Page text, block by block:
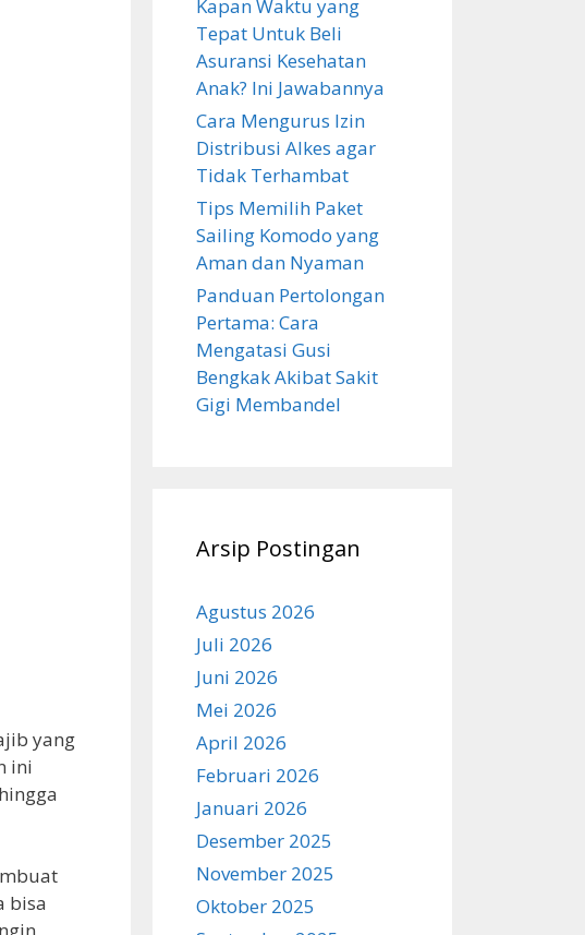
yang
ini
bisa
Kapan Waktu yang
Tepat Untuk Beli
Asuransi Kesehatan
Anak? Ini Jawabannya
Cara Mengurus Izin
Distribusi Alkes agar
Tidak Terhambat
Tips Memilih Paket
Sailing Komodo yang
Aman dan Nyaman
Panduan Pertolongan
Pertama: Cara
Mengatasi Gusi
Bengkak Akibat Sakit
Gigi Membandel
Arsip Postingan
Agustus 2026
Juli 2026
Juni 2026
Mei 2026
April 2026
Februari 2026
Januari 2026
Desember 2025
November 2025
Oktober 2025